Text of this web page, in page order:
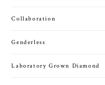
Collaboration
Genderless
Laboratory Grown Diamond